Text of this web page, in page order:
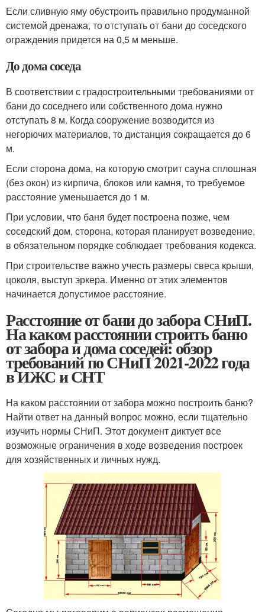
Если сливную яму обустроить правильно продуманной
системой дренажа, то отступать от бани до соседского
ограждения придется на 0,5 м меньше.
До дома соседа
В соответствии с градостроительными требованиями от
бани до соседнего или собственного дома нужно
отступать 8 м. Когда сооружение возводится из
негорючих материалов, то дистанция сокращается до 6
м.
Если сторона дома, на которую смотрит сауна сплошная
(без окон) из кирпича, блоков или камня, то требуемое
расстояние уменьшается до 1 м.
При условии, что баня будет построена позже, чем
соседский дом, сторона, которая планирует возведение,
в обязательном порядке соблюдает требования кодекса.
При строительстве важно учесть размеры свеса крыши,
цоколя, выступ эркера. Именно от этих элементов
начинается допустимое расстояние.
Расстояние от бани до забора СНиП.
На каком расстоянии строить баню
от забора и дома соседей: обзор
требований по СНиП 2021-2022 года
в ИЖС и СНТ
На каком расстоянии от забора можно построить баню?
Найти ответ на данный вопрос можно, если тщательно
изучить нормы СНиП. Этот документ диктует все
возможные ограничения в ходе возведения построек
для хозяйственных и личных нужд.